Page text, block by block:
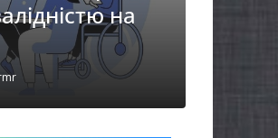
Захищай небо
Чернігівщини!
07.08.2026 gormr